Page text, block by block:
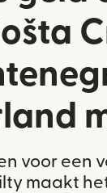
voor een
maakt